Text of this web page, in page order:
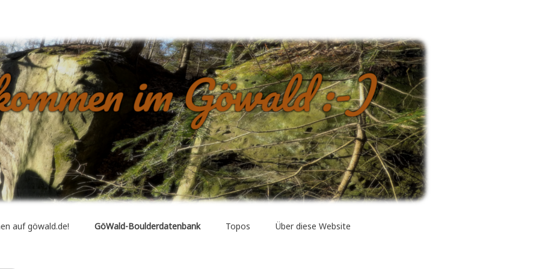
Seilklettern, Neuerschließungen, Boulder-Datenbank, etc….
auf göwald.de! GöWald-Boulderdatenbank Topos Über diese Website